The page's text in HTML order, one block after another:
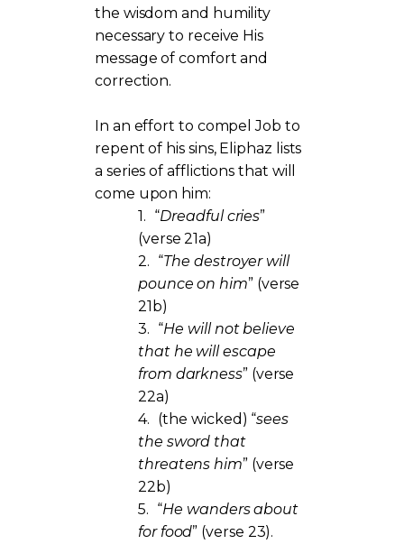
the wisdom and humility
necessary to receive His
message of comfort and
correction.
In an effort to compel Job to
repent of his sins, Eliphaz lists
a series of afflictions that will
come upon him:
1. “Dreadful cries”
(verse 21a)
2. “The destroyer will
pounce on him” (verse
21b)
3. “He will not believe
that he will escape
from darkness” (verse
22a)
4. (the wicked) “sees
the sword that
threatens him” (verse
22b)
5. “He wanders about
for food” (verse 23).